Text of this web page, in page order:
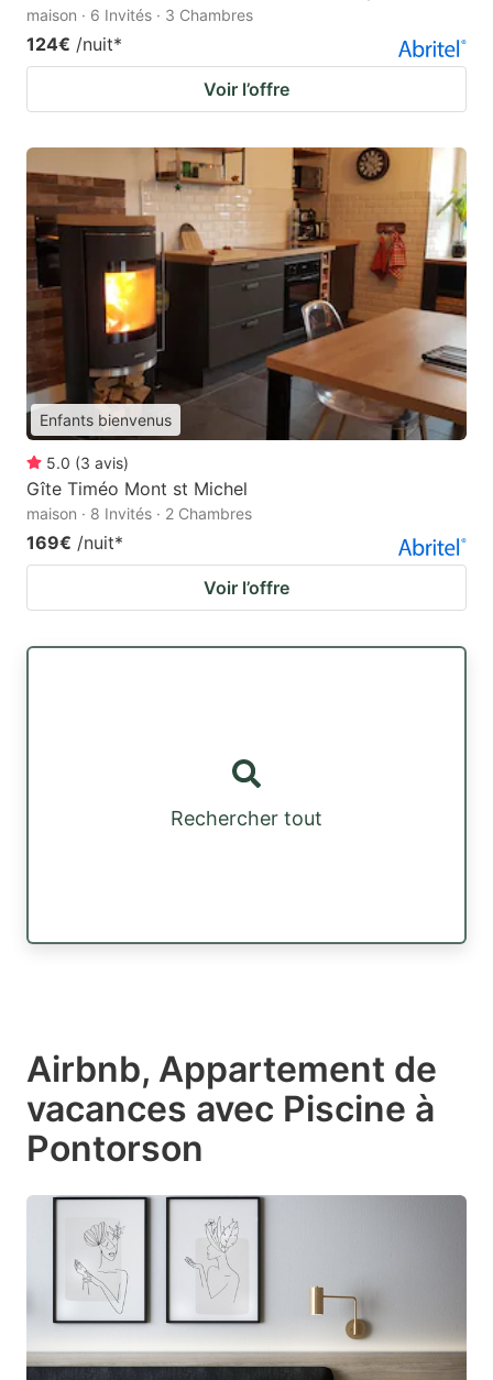
maison · 6 Invités · 3 Chambres
124€ /nuit*
Voir l’offre
Enfants bienvenus
5.0 (3 avis)
Gîte Timéo Mont st Michel
maison · 8 Invités · 2 Chambres
169€ /nuit*
Voir l’offre
Rechercher tout
Airbnb, Appartement de
vacances avec Piscine à
Pontorson